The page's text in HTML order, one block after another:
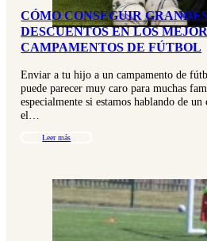
CÓMO CONSEGUIR
DESCUENTOS EN LOS
CAMPAMENTOS DE FÚTBOL
Enviar a tu hijo a un campamento de
puede parecer muy caro para muchas
especialmente si estamos hablando de un
el…
Leer más